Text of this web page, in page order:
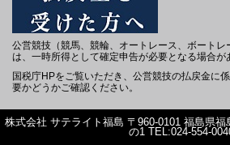
公営競技（競馬、競輪、オートレース、ボートレ
は、一時所得として確定申告が必要となる場合が
国税庁HPをご覧いただき、公営競技の払戻金に
要かどうかご確認ください。
株式会社 サテライト福島 〒960-0101 福島県
の1 TEL:024-554-